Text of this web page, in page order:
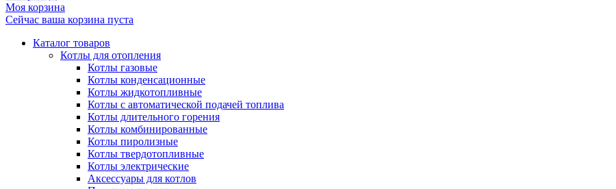
Моя корзина
Сейчас ваша корзина пуста
Каталог товаров
Котлы для отопления
Котлы газовые
Котлы конденсационные
Котлы жидкотопливные
Котлы с автоматической подачей топлива
Котлы длительного горения
Котлы комбинированные
Котлы пиролизные
Котлы твердотопливные
Котлы электрические
Аксессуары для котлов